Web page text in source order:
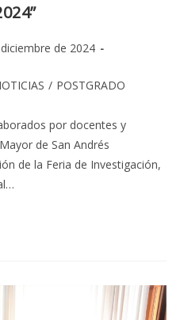
de 2024
/ POSTGRADO
por docentes y
de San Andrés
de la Feria de Investigación,